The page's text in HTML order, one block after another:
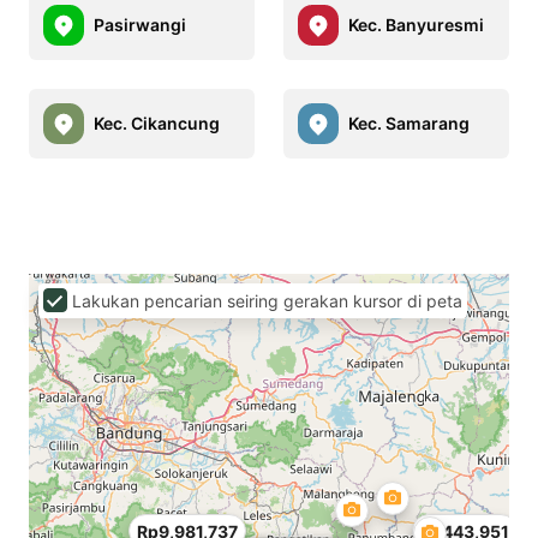
Pasirwangi Kec. Banyuresmi
Kec. Cikancung Kec. Samarang
Rp443,951
Rp9,981,737
Lakukan pencarian seiring gerakan kursor di peta